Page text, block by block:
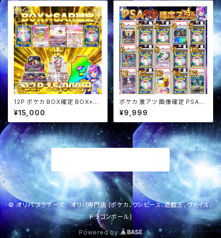
12P ポケカ BOX確定 BOX×SA
Rセットオリパ
¥15,000
ポケカ 激アツ 画像確定 PSA10
確定 スタ賞パック オリパ
¥9,999
© オリパ ブラザーズ オリパ専門店 (ポケカ、ワンピース、遊戯王、ヴァイス、
ドラゴンボール)
Powered by